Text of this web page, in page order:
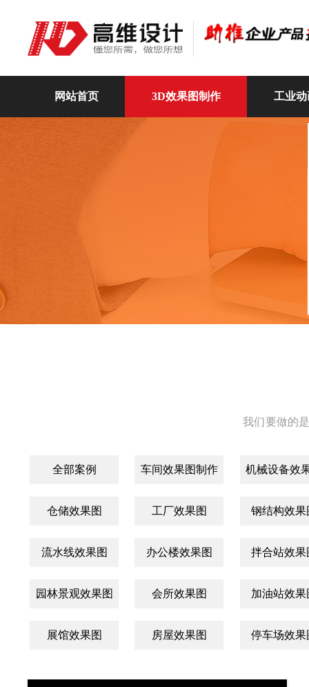
高维动画
网站首页 3D效果图制作 工业
关于我们
我们要做的
全部案例 车间效果图制作 机械设备效
仓储效果图 工厂效果图 钢结构效果
流水线效果图 办公楼效果图 拌合站效果
园林景观效果图 会所效果图 加油站效果
展馆效果图 房屋效果图 停车场效果